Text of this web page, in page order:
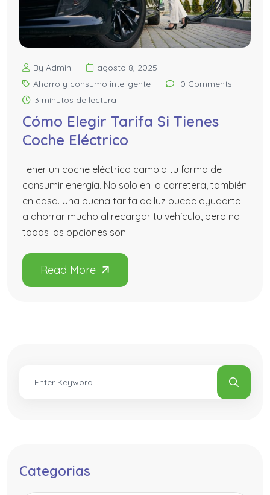
By Admin
agosto 8, 2025
Ahorro y consumo inteligente
0 Comments
3 mínutos de lectura
Cómo Elegir Tarifa Si Tienes
Coche Eléctrico
Tener un coche eléctrico cambia tu forma de
consumir energía. No solo en la carretera, también
en casa. Una buena tarifa de luz puede ayudarte
a ahorrar mucho al recargar tu vehículo, pero no
todas las opciones son
Categorias